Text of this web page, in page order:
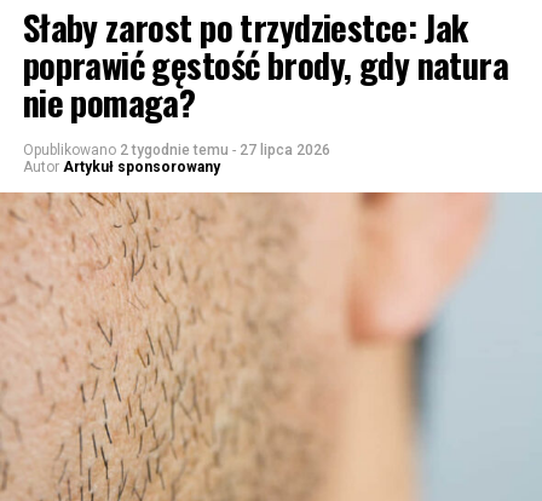
Słaby zarost po trzydziestce: Jak
poprawić gęstość brody, gdy natura
nie pomaga?
Opublikowano 2 tygodnie temu - 27 lipca 2026
Autor Artykuł sponsorowany